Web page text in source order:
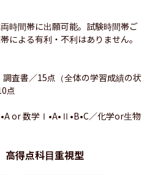
時間帯に出願可能。試験時間帯ご
による有利・不利はありません。
査書／15点（全体の学習成績の状
点
or 数学Ⅰ•A•Ⅱ•B•C／化学or生物
高得点科目重視型